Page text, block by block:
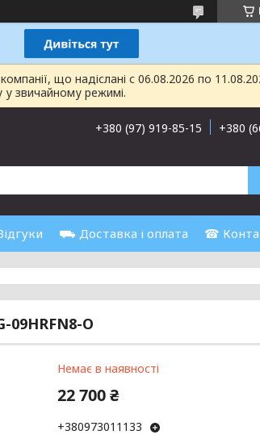
що надіслані с 06.08.2026 по
звичайному режимі.
+380 (97) 919-85-15 +380
⛟ Доставка і оплата ☎
09HRFN8-O
Немає в наявності
22 700 ₴
+380973011133